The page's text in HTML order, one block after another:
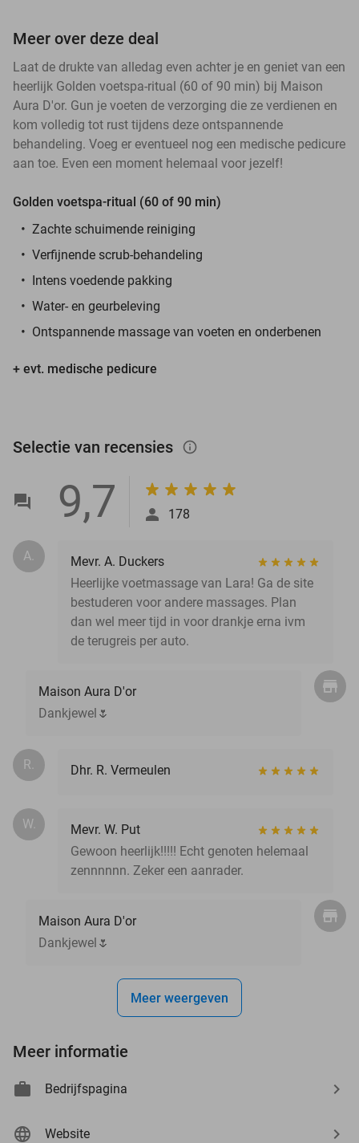
Meer over deze deal
Laat de drukte van alledag even achter je en geniet van een
heerlijk Golden voetspa-ritual (60 of 90 min) bij Maison
Aura D'or. Gun je voeten de verzorging die ze verdienen en
kom volledig tot rust tijdens deze ontspannende
behandeling. Voeg er eventueel nog een medische pedicure
aan toe. Even een moment helemaal voor jezelf!
Golden voetspa-ritual (60 of 90 min)
Zachte schuimende reiniging
Verfijnende scrub-behandeling
Intens voedende pakking
Water- en geurbeleving
Ontspannende massage van voeten en onderbenen
+ evt. medische pedicure
Selectie van recensies info_outlined
9,7 178
A.
Mevr. A. Duckers
Heerlijke voetmassage van Lara! Ga de site
bestuderen voor andere massages. Plan
dan wel meer tijd in voor drankje erna ivm
de terugreis per auto.
Maison Aura D'or
Dankjewel🌷
R. Dhr. R. Vermeulen
W.
Mevr. W. Put
Gewoon heerlijk!!!!! Echt genoten helemaal
zennnnnn. Zeker een aanrader.
Maison Aura D'or
Dankjewel🌷
Meer weergeven
Meer informatie
Bedrijfspagina
Website